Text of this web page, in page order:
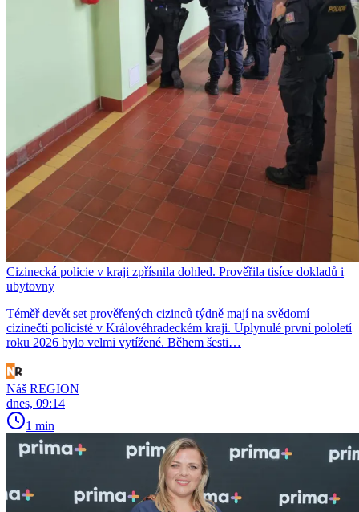
Cizinecká policie v kraji zpřísnila dohled. Prověřila tisíce dokladů i
ubytovny
Téměř devět set prověřených cizinců týdně mají na svědomí
cizinečtí policisté v Královéhradeckém kraji. Uplynulé první pololetí
roku 2026 bylo velmi vytížené. Během šesti…
Náš REGION
dnes, 09:14
1 min